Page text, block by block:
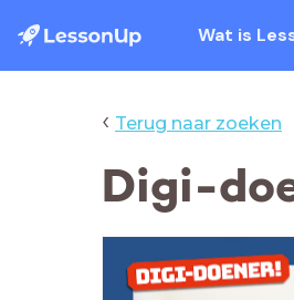
Wat is
‹ Terug naar zoeken
Digi-